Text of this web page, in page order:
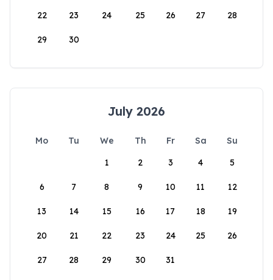
22 23 24 25 26 27 28
29 30
July 2026
Mo Tu We Th Fr Sa
Su
1
2 3 4 5
6 7 8 9 10 11 12
13 14 15 16 17 18 19
20 21 22 23 24 25 26
27 28 29 30 31